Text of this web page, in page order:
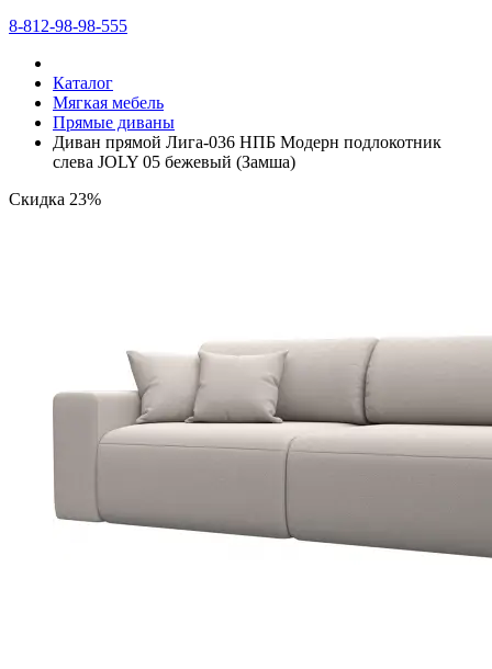
8-812-98-98-555
Каталог
Мягкая мебель
Прямые диваны
Диван прямой Лига-036 НПБ Модерн подлокотник
слева JOLY 05 бежевый (Замша)
Скидка 23%